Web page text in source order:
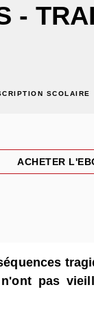
-
SCOLAIRE
ACHETER
pas